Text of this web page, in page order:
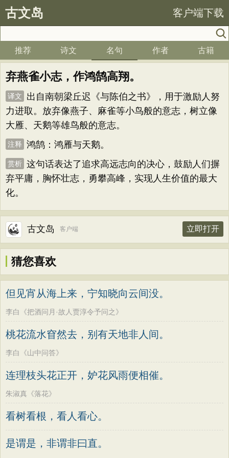
古文岛 客户端下载
推荐 诗文 名句 作者 古籍
弃燕雀小志，作鸿鹄高翔。
译文
出自南朝梁丘迟《与陈伯之书》，用于激励人努
力进取。放弃像燕子、麻雀等小鸟般的意志，树立像
大雁、天鹅等雄鸟般的意志。
注释 鸿鹄：鸿雁与天鹅。
赏析 这句话表达了追求高远志向的决心，鼓励人们摒
弃平庸，胸怀壮志，勇攀高峰，实现人生价值的最大
化。
古文岛 客户端 立即打开
猜您喜欢
但见宵从海上来，宁知晓向云间没。
李白《把酒问月·故人贾淳令予问之》
桃花流水窅然去，别有天地非人间。
李白《山中问答》
连理枝头花正开，妒花风雨便相催。
朱淑真《落花》
看树看根，看人看心。
是谓是，非谓非曰直。